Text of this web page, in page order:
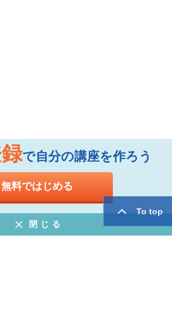
To top
で自分の講座を作ろう
無料ではじめる
閉じる